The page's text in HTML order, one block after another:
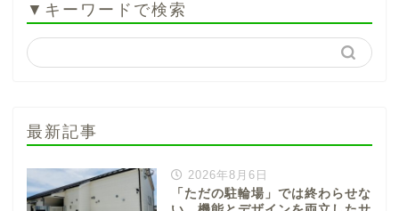
▼キーワードで検索
最新記事
2026年8月6日
「ただの駐輪場」では終わらせな